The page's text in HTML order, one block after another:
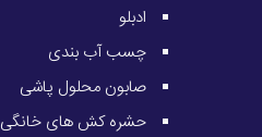
ادبلو
چسب آب بندی
صابون محلول پاشی
حشره کش های خانگی